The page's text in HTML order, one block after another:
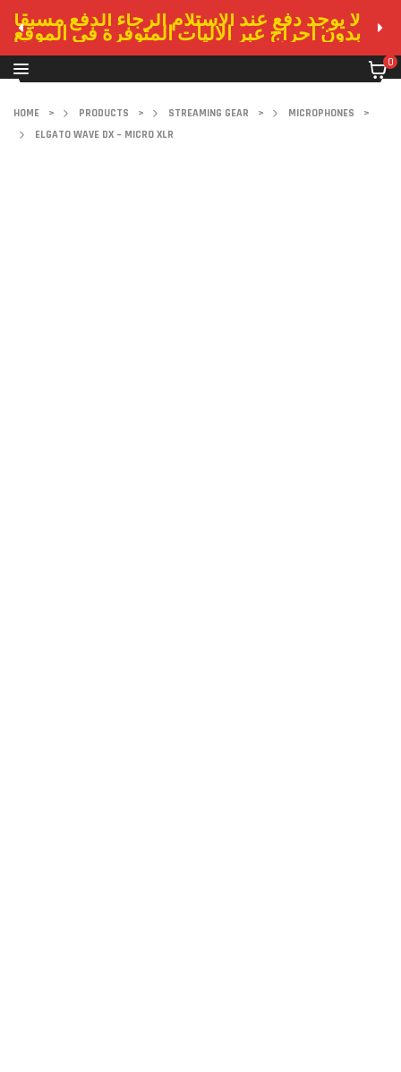
لا يوجد دفع عند الاستلام الرجاء الدفع مسبقا
بدون احراج عبر الاليات المتوفرة في الموقع
0
HOME > PRODUCTS > STREAMING GEAR > MICROPHONES
>
ELGATO WAVE DX – MICRO XLR